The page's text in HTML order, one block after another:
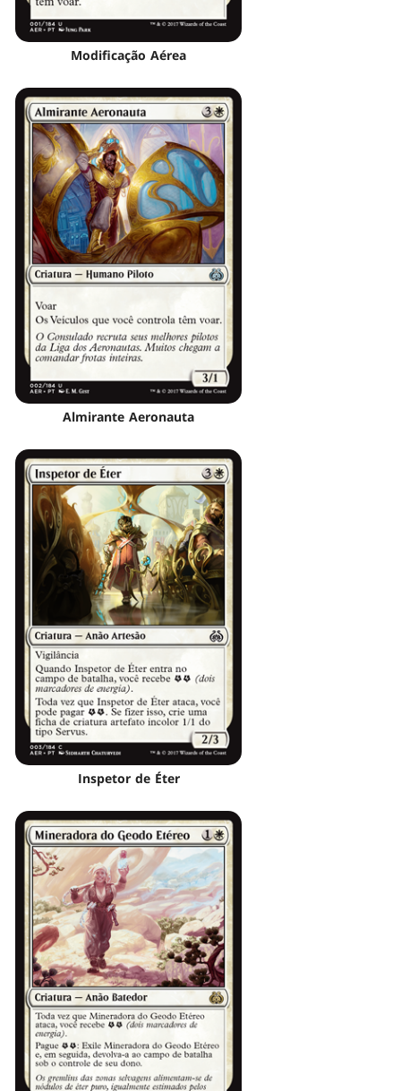
Modificação Aérea
Almirante Aeronauta
Inspetor de Éter